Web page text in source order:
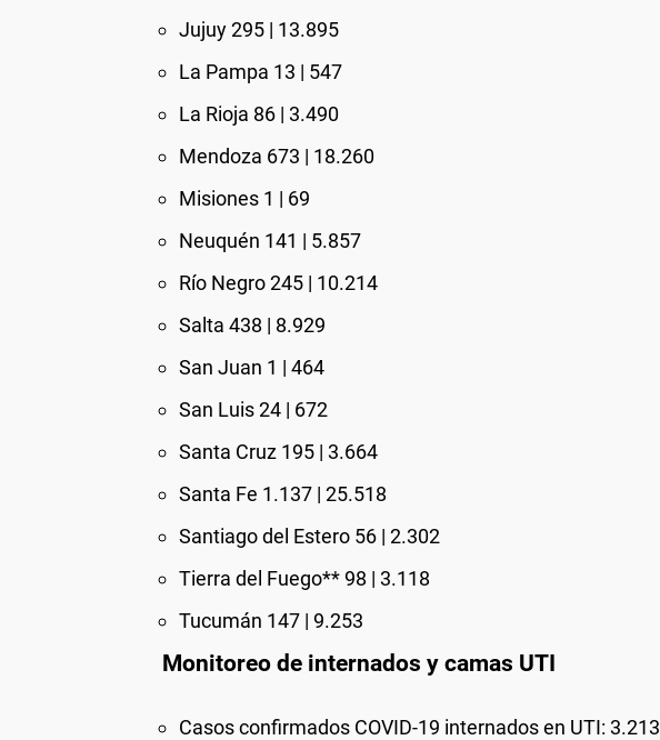
Jujuy 295 | 13.895
La Pampa 13 | 547
La Rioja 86 | 3.490
Mendoza 673 | 18.260
Misiones 1 | 69
Neuquén 141 | 5.857
Río Negro 245 | 10.214
Salta 438 | 8.929
San Juan 1 | 464
San Luis 24 | 672
Santa Cruz 195 | 3.664
Santa Fe 1.137 | 25.518
Santiago del Estero 56 | 2.302
Tierra del Fuego** 98 | 3.118
Tucumán 147 | 9.253
Monitoreo de internados y camas UTI
Casos confirmados COVID-19 internados en UTI: 3.213